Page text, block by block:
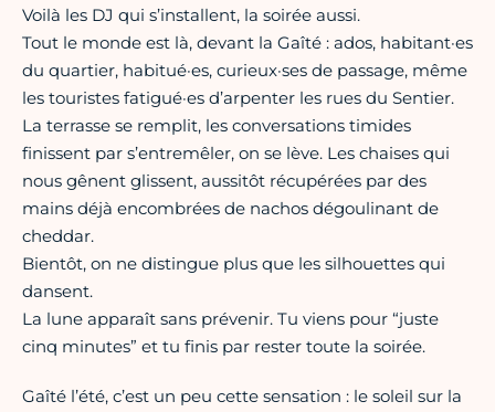
Voilà les DJ qui s’installent, la soirée aussi.
Tout le monde est là, devant la Gaîté : ados, habitant·es
du quartier, habitué·es, curieux·ses de passage, même
les touristes fatigué·es d’arpenter les rues du Sentier.
La terrasse se remplit, les conversations timides
finissent par s’entremêler, on se lève. Les chaises qui
nous gênent glissent, aussitôt récupérées par des
mains déjà encombrées de nachos dégoulinant de
cheddar.
Bientôt, on ne distingue plus que les silhouettes qui
dansent.
La lune apparaît sans prévenir. Tu viens pour “juste
cinq minutes” et tu finis par rester toute la soirée.
Gaîté l’été, c’est un peu cette sensation : le soleil sur la